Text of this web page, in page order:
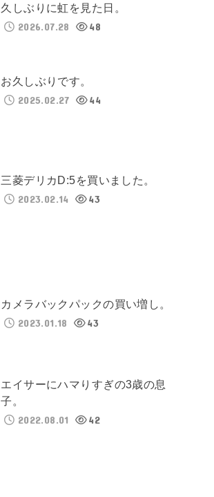
久しぶりに虹を見た日。
2026.07.28
48
お久しぶりです。
2025.02.27
44
三菱デリカD:5を買いました。
2023.02.14
43
カメラバックパックの買い増し。
2023.01.18
43
エイサーにハマりすぎの3歳の息
子。
2022.08.01
42